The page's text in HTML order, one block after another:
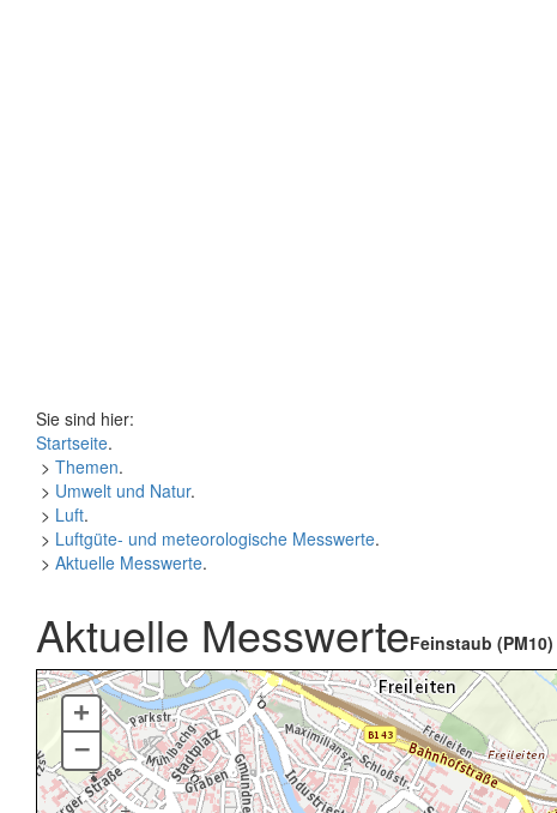
Sie sind hier:
Startseite.
> Themen.
> Umwelt und Natur.
> Luft.
> Luftgüte- und meteorologische Messwerte.
> Aktuelle Messwerte.
Aktuelle MesswerteFeinstaub (PM10)
+
–